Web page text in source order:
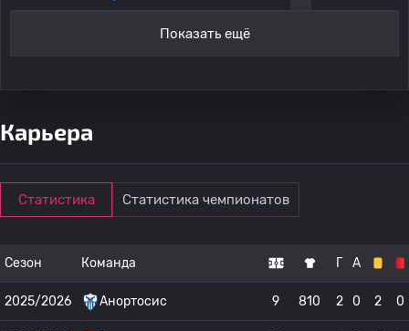
Показать ещё
Карьера
Статистика Статистика чемпионатов
Сезон Команда Г А
2025/2026 Анортосис 9 810 2 0 2 0